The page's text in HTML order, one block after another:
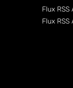
Flux
Flux RSS